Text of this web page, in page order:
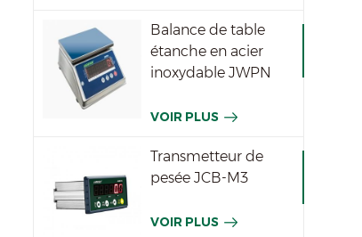
Balance de table
étanche en acier
inoxydable JWPN
VOIR PLUS
Transmetteur de
pesée JCB-M3
VOIR PLUS